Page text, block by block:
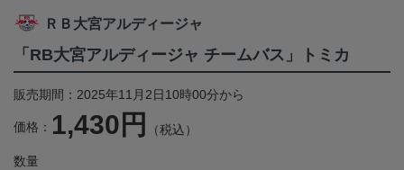
ＲＢ大宮アルディージャ
「RB大宮アルディージャ チームバス」トミカ
販売期間：2025年11月2日10時00分から
価格： 1,430円 （税込）
数量